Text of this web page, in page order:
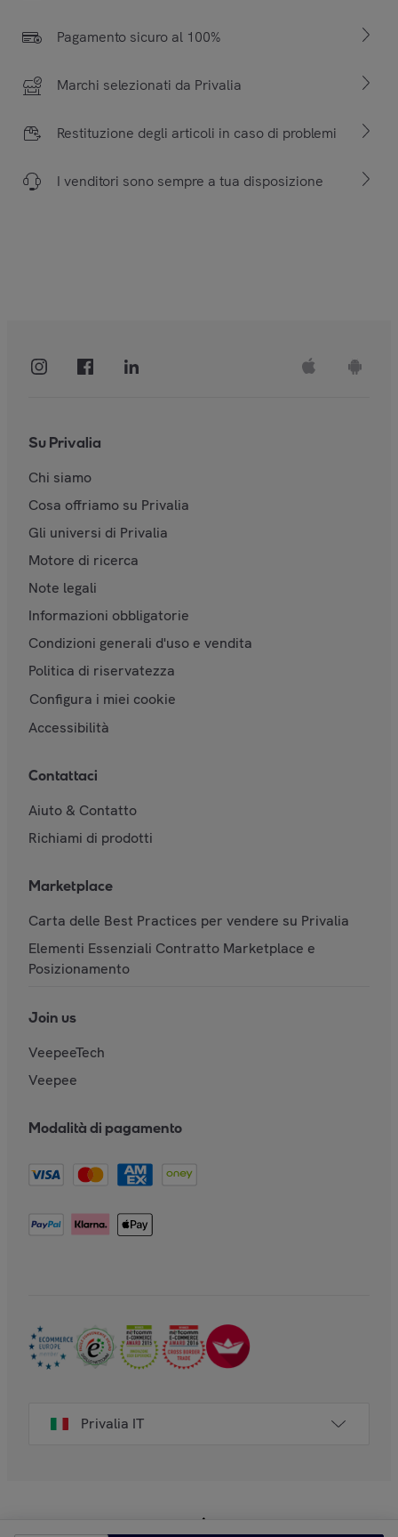
Pagamento sicuro al 100%
Marchi selezionati da Privalia
Restituzione degli articoli in caso di problemi
I venditori sono sempre a tua disposizione
Su Privalia
Chi siamo
Cosa offriamo su Privalia
Gli universi di Privalia
Motore di ricerca
Note legali
Informazioni obbligatorie
Condizioni generali d'uso e vendita
Politica di riservatezza
Configura i miei cookie
Accessibilità
Contattaci
Aiuto & Contatto
Richiami di prodotti
Marketplace
Carta delle Best Practices per vendere su Privalia
Elementi Essenziali Contratto Marketplace e
Posizionamento
Join us
VeepeeTech
Veepee
Modalità di pagamento
Privalia IT